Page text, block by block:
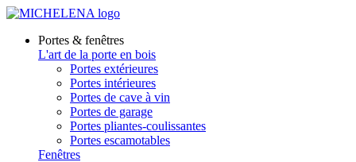
Portes & fenêtres
L'art de la porte en bois
Portes extérieures
Portes intérieures
Portes de cave à vin
Portes de garage
Portes pliantes-coulissantes
Portes escamotables
Fenêtres